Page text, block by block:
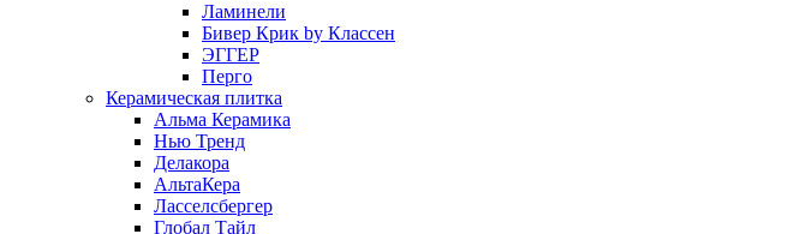
Ламинели
Бивер Крик by Классен
ЭГГЕР
Перго
Керамическая плитка
Альма Керамика
Нью Тренд
Делакора
АльтаКера
Ласселсбергер
Глобал Тайл